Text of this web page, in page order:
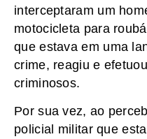
interceptaram um
motocicleta para
que estava em uma
crime, reagiu e
criminosos.
Por sua vez, ao
policial militar que